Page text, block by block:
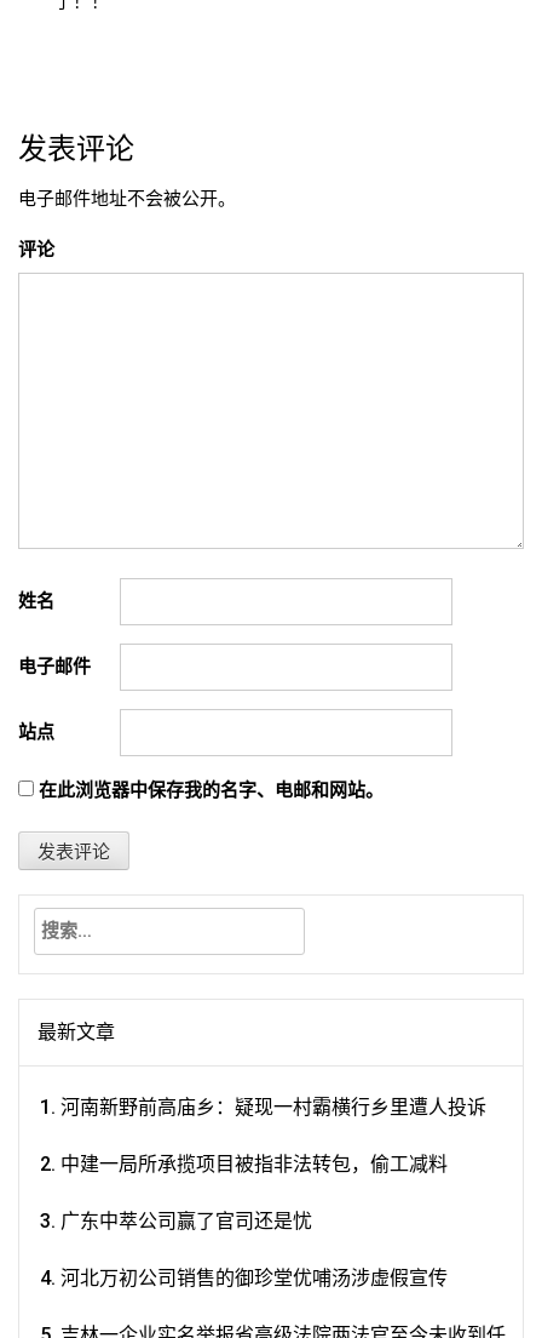
发表评论
电子邮件地址不会被公开。
评论
姓名
电子邮件
站点
在此浏览器中保存我的名字、电邮和网站。
搜
索：
最新文章
河南新野前高庙乡：疑现一村霸横行乡里遭人投诉
中建一局所承揽项目被指非法转包，偷工减料
广东中萃公司赢了官司还是忧
河北万初公司销售的御珍堂优哺汤涉虚假宣传